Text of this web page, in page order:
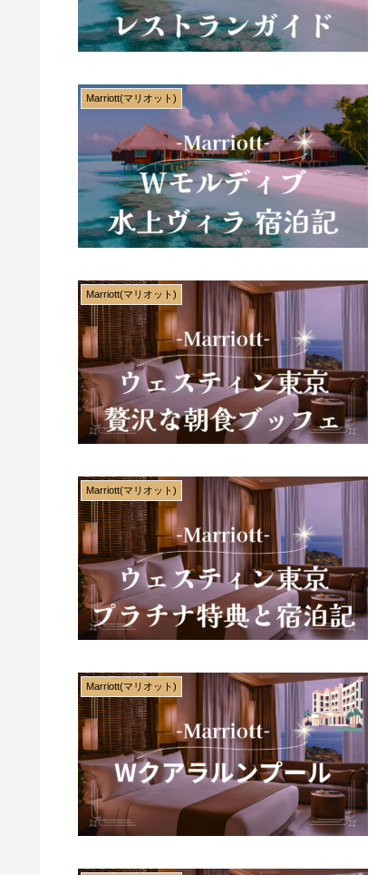
Marriott(マリオット)
Marriott(マリオット)
Marriott(マリオット)
Marriott(マリオット)